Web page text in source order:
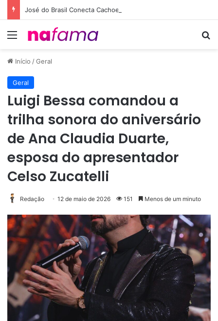
Menu
Início /Geral
Geral
Luigi Bessa comandou a
trilha sonora do aniversário
de Ana Claudia Duarte,
esposa do apresentador
Celso Zucatelli
Redação 12 de maio de 2026 151 Menos de um minuto